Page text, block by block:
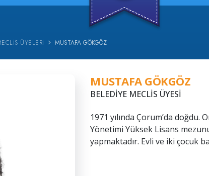
ÜYELERI MUSTAFA GÖKGÖZ
MUSTAFA GÖKGÖZ
BELEDİYE MECLİS ÜYESİ
1971 yılında Çorum’da
Yönetimi Yüksek Lisans
yapmaktadır. Evli ve iki çocuk